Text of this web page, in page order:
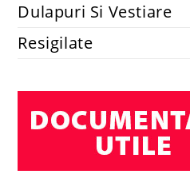
Dulapuri Si Vestiare
Resigilate